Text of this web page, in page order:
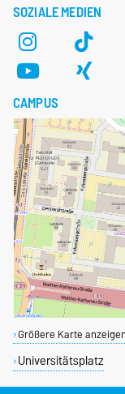
SOZIALE MEDIEN
CAMPUS
Größere Karte anzeigen
Universitätsplatz